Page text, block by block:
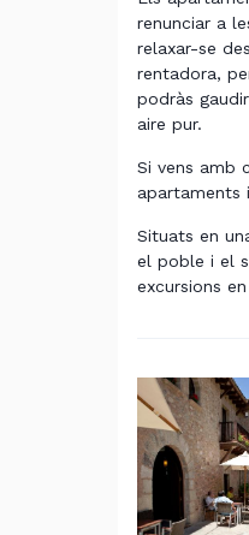
renunciar a
relaxar-se
rentadora,
podràs gaudir
aire pur.
Si vens amb
apartaments
Situats en
el poble i el
excursions